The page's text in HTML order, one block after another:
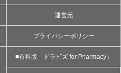
運営元
プライバシーポリシー
■有料版「ドラビズ for Pharmacy」